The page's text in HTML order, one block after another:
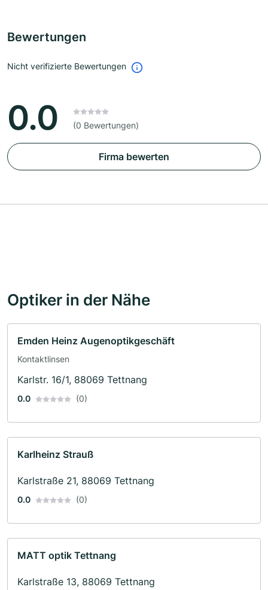
Bewertungen
Nicht verifizierte Bewertungen
0.0 (0 Bewertungen)
Firma bewerten
Optiker in der Nähe
Emden Heinz Augenoptikgeschäft
Kontaktlinsen
Karlstr. 16/1, 88069 Tettnang
0.0 (0)
Karlheinz Strauß
Karlstraße 21, 88069 Tettnang
0.0 (0)
MATT optik Tettnang
Karlstraße 13, 88069 Tettnang